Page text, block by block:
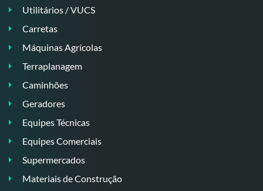
Utilitários / VUCS
Carretas
Máquinas Agrícolas
Terraplanagem
Caminhões
Geradores
Equipes Técnicas
Equipes Comerciais
Supermercados
Materiais de Construção